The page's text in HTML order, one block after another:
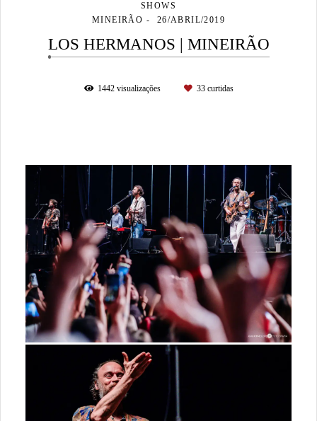
SHOWS
MINEIRÃO
26/ABRIL/2019
LOS HERMANOS | MINEIRÃO
1442visualizações 33curtidas